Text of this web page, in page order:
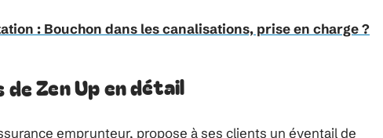
: Bouchon dans les canalisations, prise en charge ?
Zen Up en détail
emprunteur, propose à ses clients un éventail de